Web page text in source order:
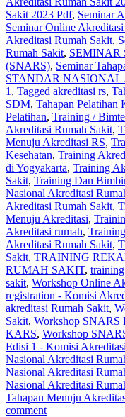
Sakit 2023 Pdf, Seminar
Seminar Online
Akreditasi Rumah Sakit,
Rumah Sakit, SEMINAR
(SNARS), Seminar
STANDAR
1 , Tagged akreditasi rs,
SDM, Tahapan Pelatihan
Pelatihan, Training /
Akreditasi Rumah Sakit,
Menuju Akreditasi RS,
Kesehatan, Training
di Yogyakarta, Training
Sakit, Training Dan
Nasional Akreditasi
Akreditasi Rumah Sakit,
Menuju Akreditasi,
Akreditasi rumah,
Akreditasi Rumah Sakit,
Sakit, TRAINING
RUMAH SAKIT,
sakit, Workshop Online
registration - Komisi
akreditasi Rumah Sakit,
Sakit, Workshop SNARS
KARS, Workshop
Edisi 1 - Komisi
Nasional Akreditasi
Nasional Akreditasi
Nasional Akreditasi
Tahapan Menuju
comment